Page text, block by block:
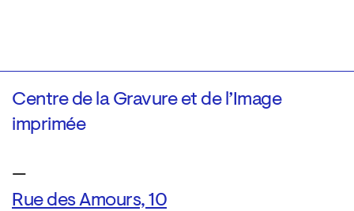
Centre de la Gravure et de l’Image
imprimée
—
Rue des Amours, 10